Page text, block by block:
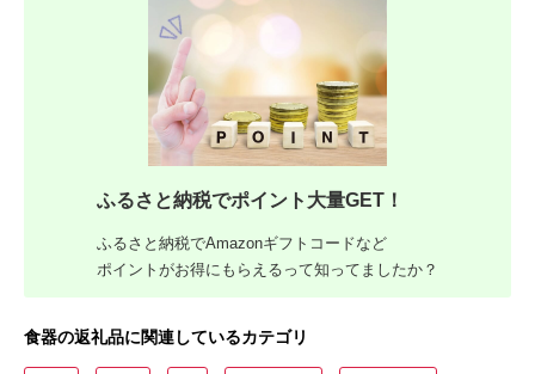
ふるさと納税でポイント大量GET！
ふるさと納税でAmazonギフトコードなど
ポイントがお得にもらえるって知ってましたか？
食器の返礼品に関連しているカテゴリ